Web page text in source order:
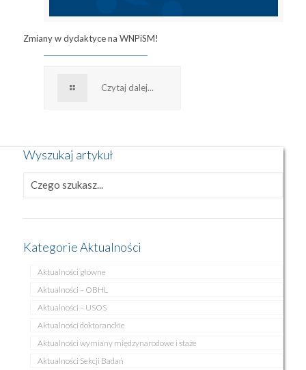
Zmiany w dydaktyce na WNPiSM!
Czytaj dalej...
Wyszukaj artykuł
Kategorie Aktualności
Aktualności główne
Aktualności – OBHL
Aktualności – USOS
Aktualności doktoranckie
Aktualności wymiany międzynarodowe i staże
Aktualności Sekcji Badań